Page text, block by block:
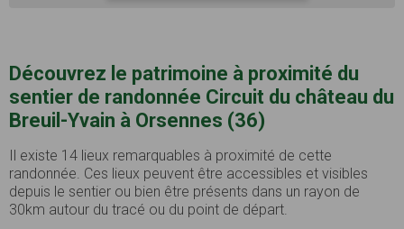
Découvrez le patrimoine à proximité du
sentier de randonnée Circuit du château du
Breuil-Yvain à Orsennes (36)
Il existe 14 lieux remarquables à proximité de cette
randonnée. Ces lieux peuvent être accessibles et visibles
depuis le sentier ou bien être présents dans un rayon de
30km autour du tracé ou du point de départ.